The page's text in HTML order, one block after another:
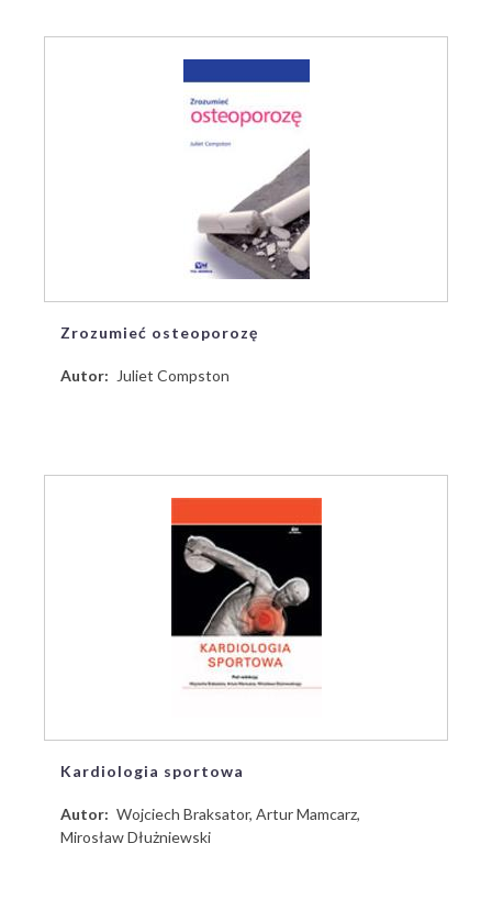
Zrozumieć osteoporozę
Autor Juliet Compston
Kardiologia sportowa
Autor
Wojciech Braksator, Artur Mamcarz,
Mirosław Dłużniewski